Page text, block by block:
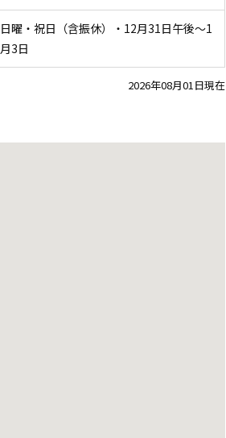
日曜・祝日（含振休）・12月31日午後〜1
月3日
2026年08月01日現在